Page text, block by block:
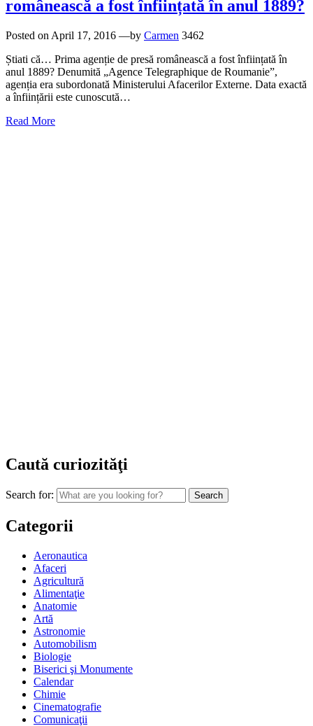
românească a fost înființată în anul 1889?
Posted on April 17, 2016 —by Carmen 3462
Știati că… Prima agenție de presă românească a fost înființată în
anul 1889? Denumită „Agence Telegraphique de Roumanie”,
agenția era subordonată Ministerului Afacerilor Externe. Data exactă
a înființării este cunoscută…
Read More
Caută curiozităţi
Search for:
Categorii
Aeronautica
Afaceri
Agricultură
Alimentaţie
Anatomie
Artă
Astronomie
Automobilism
Biologie
Biserici şi Monumente
Calendar
Chimie
Cinematografie
Comunicaţii